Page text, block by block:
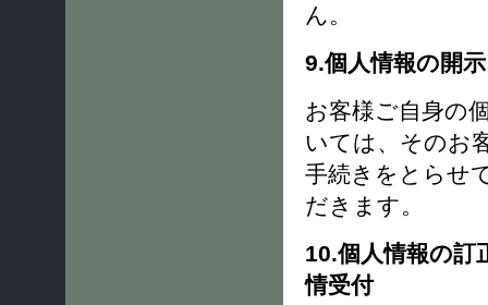
ん。
9.個人情報の開
お客様ご自身の
いては、そのお
手続きをとらせ
だきます。
10.個人情報の訂
情受付